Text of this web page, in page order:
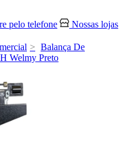
pelo telefone
Nossas lojas
Balança De
Welmy Preto